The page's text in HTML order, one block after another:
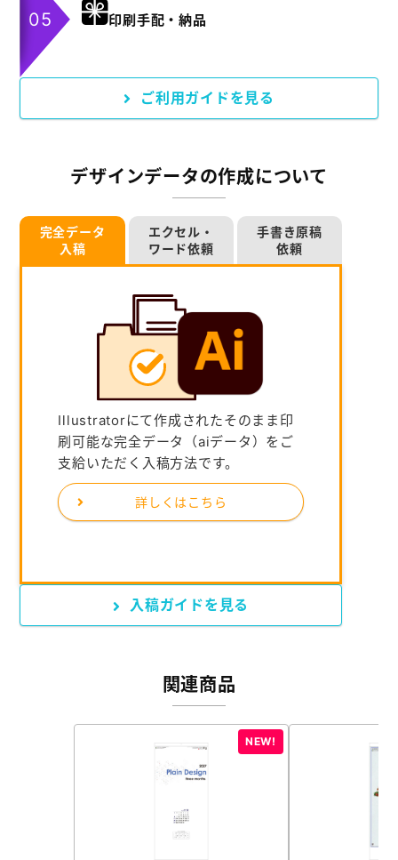
印刷手配・納品
ご利用ガイドを見る
デザインデータの作成について
完全データ
入稿
エクセル・
ワード依頼
手書き原稿
依頼
Illustratorにて作成されたそのまま印
刷可能な完全データ（aiデータ）をご
支給いただく入稿方法です。
詳しくはこちら
入稿ガイドを見る
関連商品